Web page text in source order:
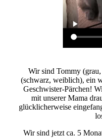
Wir sind Tommy
(schwarz, weiblich), ein
Geschwister-Pärchen!
mit unserer Mama
glücklicherweise
Wir sind jetzt ca. 5